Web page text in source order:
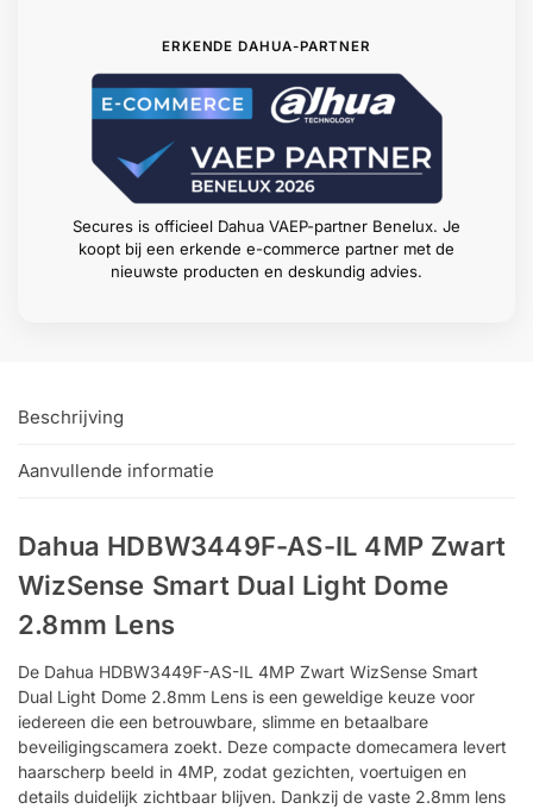
ERKENDE DAHUA-PARTNER
Secures is officieel Dahua VAEP-partner Benelux. Je
koopt bij een erkende e-commerce partner met de
nieuwste producten en deskundig advies.
Beschrijving
Aanvullende informatie
Dahua HDBW3449F-AS-IL 4MP Zwart
WizSense Smart Dual Light Dome
2.8mm Lens
De Dahua HDBW3449F-AS-IL 4MP Zwart WizSense Smart
Dual Light Dome 2.8mm Lens is een geweldige keuze voor
iedereen die een betrouwbare, slimme en betaalbare
beveiligingscamera zoekt. Deze compacte domecamera levert
haarscherp beeld in 4MP, zodat gezichten, voertuigen en
details duidelijk zichtbaar blijven. Dankzij de vaste 2.8mm lens